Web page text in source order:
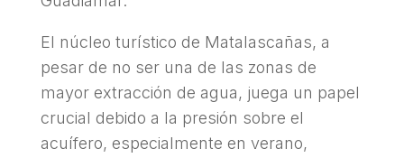
El núcleo turístico de Matalascañas, a
pesar de no ser una de las zonas de
mayor extracción de agua, juega un papel
crucial debido a la presión sobre el
acuífero, especialmente en verano,